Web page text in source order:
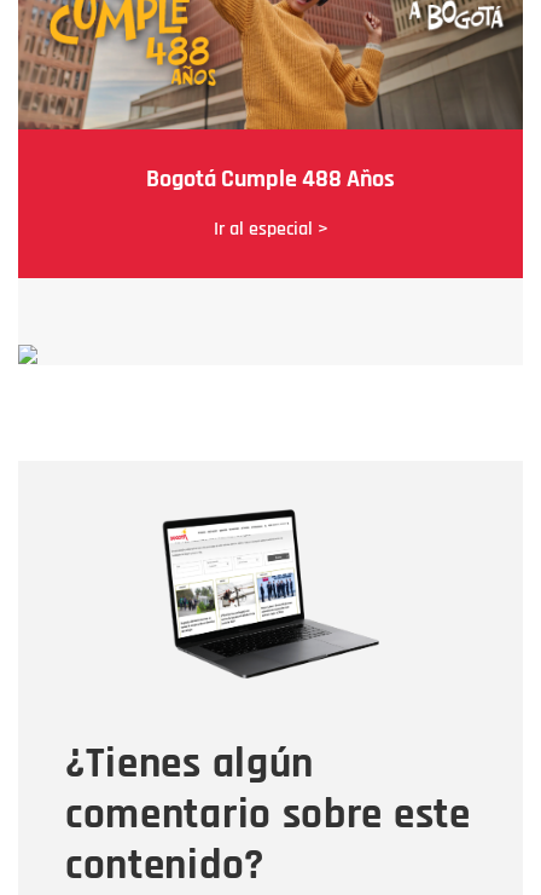
Bogotá Cumple 488 Años
Ir al especial >
¿Tienes algún
comentario sobre este
contenido?
Correo electrónico
Tipo de comentario
Mensaje